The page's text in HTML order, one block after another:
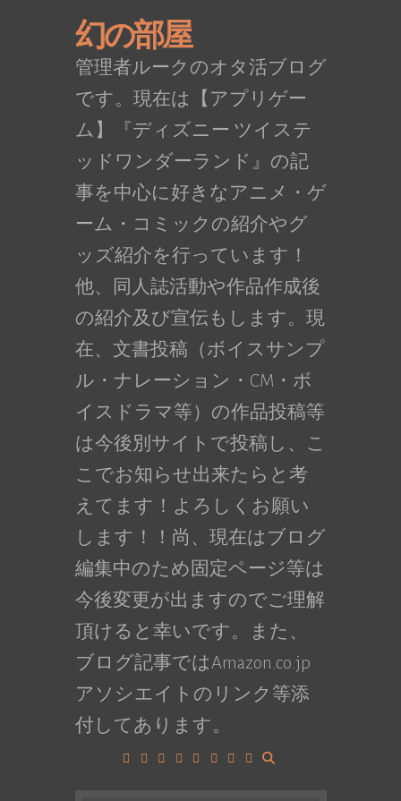
幻の部屋
管理者ルークのオタ活ブログ
です。現在は【アプリゲー
ム】『ディズニー ツイステ
ッドワンダーランド』の記
事を中心に好きなアニメ・ゲ
ーム・コミックの紹介やグ
ッズ紹介を行っています！
他、同人誌活動や作品作成後
の紹介及び宣伝もします。現
在、文書投稿（ボイスサンプ
ル・ナレーション・CM・ボ
イスドラマ等）の作品投稿等
は今後別サイトで投稿し、こ
こでお知らせ出来たらと考
えてます！よろしくお願い
します！！尚、現在はブログ
編集中のため固定ページ等は
今後変更が出ますのでご理解
頂けると幸いです。また、
ブログ記事ではAmazon.co.jp
アソシエイトのリンク等添
付してあります。